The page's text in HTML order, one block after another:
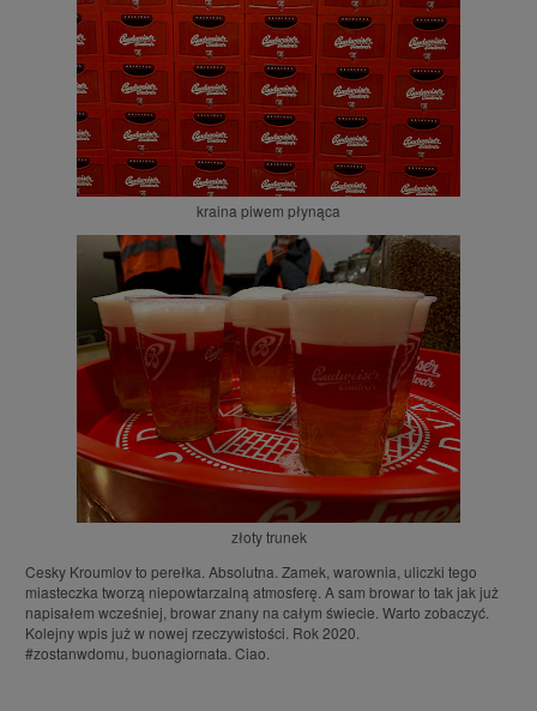
kraina piwem płynąca
złoty trunek
Cesky Kroumlov to perełka. Absolutna. Zamek, warownia, uliczki tego
miasteczka tworzą niepowtarzalną atmosferę. A sam browar to tak jak już
napisałem wcześniej, browar znany na całym świecie. Warto zobaczyć.
Kolejny wpis już w nowej rzeczywistości. Rok 2020.
#zostanwdomu, buonagiornata. Ciao.